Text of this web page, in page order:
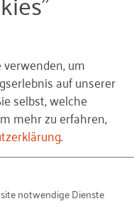
um
auf unserer
selbst, welche
mehr zu erfahren,
.
notwendige Dienste